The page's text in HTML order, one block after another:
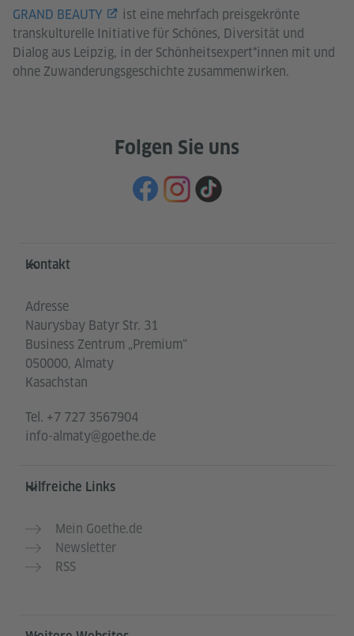
GRAND BEAUTY
ist eine mehrfach preisgekrönte
transkulturelle Initiative für Schönes, Diversität und
Dialog aus Leipzig, in der Schönheitsexpert*innen mit und
ohne Zuwanderungsgeschichte zusammenwirken.
Folgen Sie uns
Service- und Informationsbereich
Kontakt
Adresse
Naurysbay Batyr Str. 31
Business Zentrum „Premium“
050000, Almaty
Kasachstan
Tel. +7 727 3567904
info-almaty@goethe.de
Hilfreiche Links
Mein Goethe.de
Newsletter
RSS